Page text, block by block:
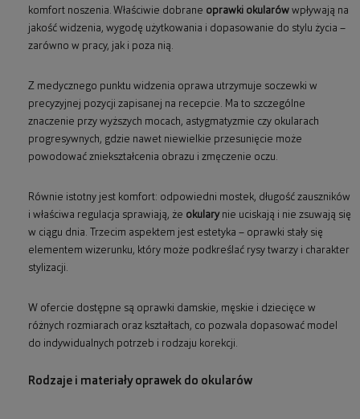
komfort noszenia. Właściwie dobrane oprawki okularów wpływają na
jakość widzenia, wygodę użytkowania i dopasowanie do stylu życia –
zarówno w pracy, jak i poza nią.
Z medycznego punktu widzenia oprawa utrzymuje soczewki w
precyzyjnej pozycji zapisanej na recepcie. Ma to szczególne
znaczenie przy wyższych mocach, astygmatyzmie czy okularach
progresywnych, gdzie nawet niewielkie przesunięcie może
powodować zniekształcenia obrazu i zmęczenie oczu.
Równie istotny jest komfort: odpowiedni mostek, długość zauszników
i właściwa regulacja sprawiają, że okularynie uciskają i nie zsuwają się
w ciągu dnia. Trzecim aspektem jest estetyka – oprawki stały się
elementem wizerunku, który może podkreślać rysy twarzy i charakter
stylizacji.
W ofercie dostępne są oprawki damskie, męskie i dziecięce w
różnych rozmiarach oraz kształtach, co pozwala dopasować model
do indywidualnych potrzeb i rodzaju korekcji.
Rodzaje i materiały oprawek do okularów